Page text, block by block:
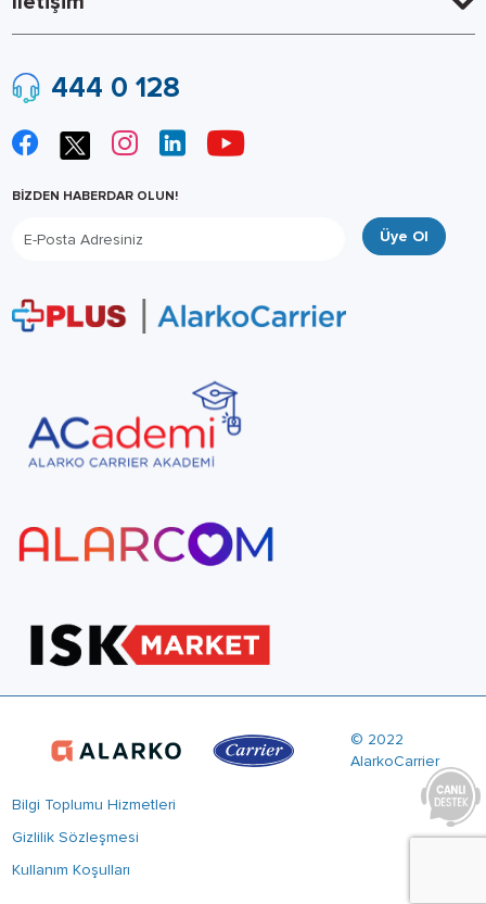
444 0 128
BİZDEN HABERDAR OLUN!
Üye Ol
© 2022
AlarkoCarrier
Bilgi Toplumu Hizmetleri
Gizlilik Sözleşmesi
Kullanım Koşulları